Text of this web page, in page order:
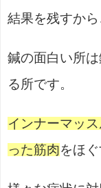
結果を残すから
鍼の面白い所
る所です。
インナーマッ
った筋肉をほ